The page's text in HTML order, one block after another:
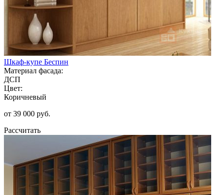
Шкаф-купе Беспин
Материал фасада:
ДСП
Цвет:
Коричневый
от 39 000 руб.
Рассчитать